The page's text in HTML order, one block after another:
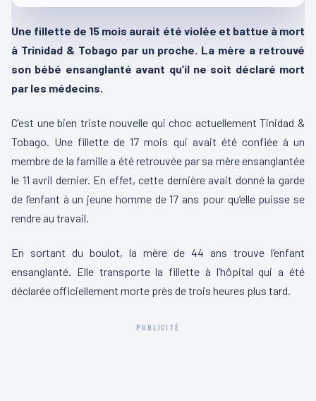
Une fillette de 15 mois aurait été violée et battue à mort
à Trinidad & Tobago par un proche. La mère a retrouvé
son bébé ensanglanté avant qu’il ne soit déclaré mort
par les médecins.
C’est une bien triste nouvelle qui choc actuellement Tinidad &
Tobago. Une fillette de 17 mois qui avait été confiée à un
membre de la famille a été retrouvée par sa mère ensanglantée
le 11 avril dernier. En effet, cette dernière avait donné la garde
de l’enfant à un jeune homme de 17 ans pour qu’elle puisse se
rendre au travail.
En sortant du boulot, la mère de 44 ans trouve l’enfant
ensanglanté. Elle transporte la fillette à l’hôpital qui a été
déclarée officiellement morte près de trois heures plus tard.
PUBLICITÉ